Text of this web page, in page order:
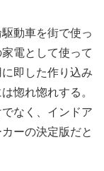
動車を街で使っ
電として使って
即した作り込み
惚れ惚れする。
なく、インドア
ーの決定版だと